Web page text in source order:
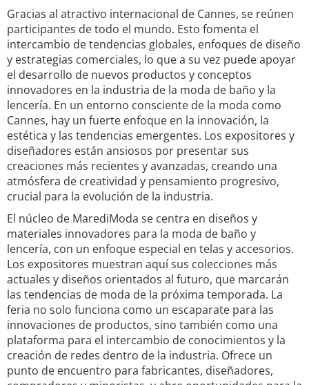
Gracias al atractivo internacional de Cannes, se reúnen
participantes de todo el mundo. Esto fomenta el
intercambio de tendencias globales, enfoques de diseño
y estrategias comerciales, lo que a su vez puede apoyar
el desarrollo de nuevos productos y conceptos
innovadores en la industria de la moda de baño y la
lencería. En un entorno consciente de la moda como
Cannes, hay un fuerte enfoque en la innovación, la
estética y las tendencias emergentes. Los expositores y
diseñadores están ansiosos por presentar sus
creaciones más recientes y avanzadas, creando una
atmósfera de creatividad y pensamiento progresivo,
crucial para la evolución de la industria.
El núcleo de MarediModa se centra en diseños y
materiales innovadores para la moda de baño y
lencería, con un enfoque especial en telas y accesorios.
Los expositores muestran aquí sus colecciones más
actuales y diseños orientados al futuro, que marcarán
las tendencias de moda de la próxima temporada. La
feria no solo funciona como un escaparate para las
innovaciones de productos, sino también como una
plataforma para el intercambio de conocimientos y la
creación de redes dentro de la industria. Ofrece un
punto de encuentro para fabricantes, diseñadores,